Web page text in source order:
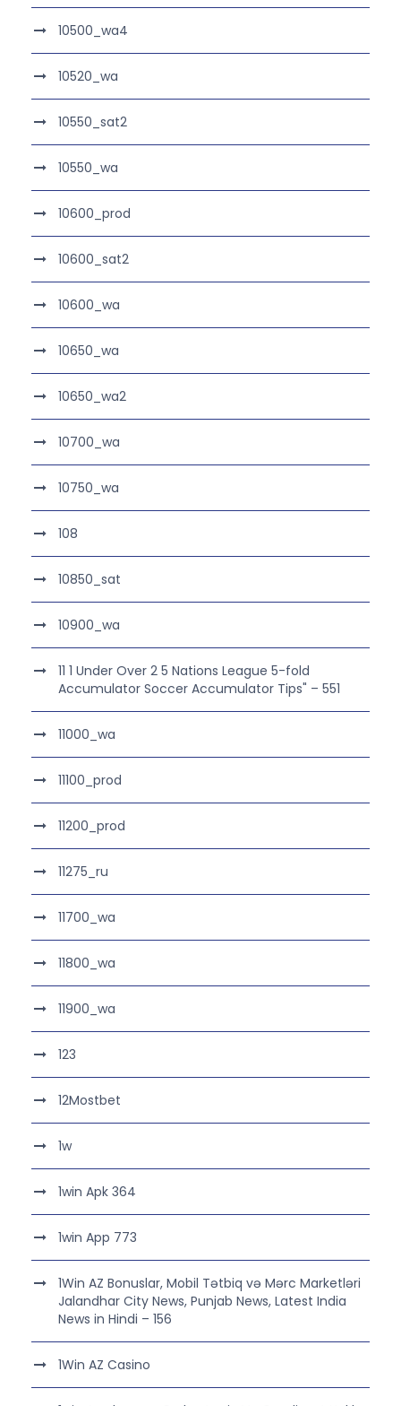
10500_wa4
10520_wa
10550_sat2
10550_wa
10600_prod
10600_sat2
10600_wa
10650_wa
10650_wa2
10700_wa
10750_wa
108
10850_sat
10900_wa
11 1 Under Over 2 5 Nations League 5-fold
Accumulator Soccer Accumulator Tips" – 551
11000_wa
11100_prod
11200_prod
11275_ru
11700_wa
11800_wa
11900_wa
123
12Mostbet
1w
1win Apk 364
1win App 773
1Win AZ Bonuslar, Mobil Tətbiq və Mərc Marketləri
Jalandhar City News, Punjab News, Latest India
News in Hindi – 156
1Win AZ Casino